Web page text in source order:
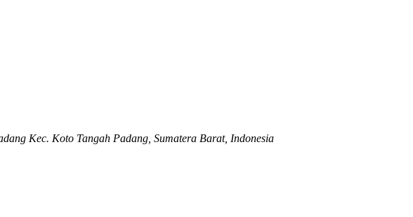
Kec. Koto Tangah Padang, Sumatera Barat, Indonesia